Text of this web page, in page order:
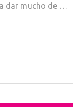
dar mucho de …